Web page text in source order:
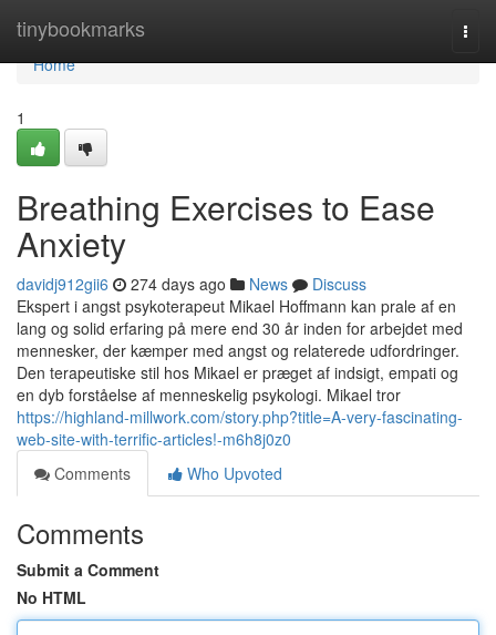
tinybookmarks
Home
Home
1
Breathing Exercises to Ease
Anxiety
davidj912gii6 274 days ago News
Discuss
Ekspert i angst psykoterapeut Mikael Hoffmann kan prale af en
lang og solid erfaring på mere end 30 år inden for arbejdet med
mennesker, der kæmper med angst og relaterede udfordringer.
Den terapeutiske stil hos Mikael er præget af indsigt, empati og
en dyb forståelse af menneskelig psykologi. Mikael tror
https://highland-millwork.com/story.php?title=A-very-fascinating-
web-site-with-terrific-articles!-m6h8j0z0
Comments
Who Upvoted
Comments
Submit a Comment
No HTML